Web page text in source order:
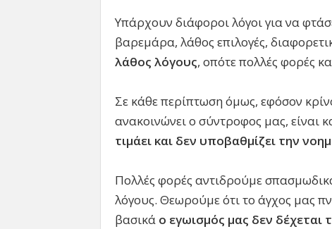
Υπάρχουν διάφοροι λόγοι για να
βαρεμάρα, λάθος επιλογές,
λάθος λόγους, οπότε πολλές φορές
Σε κάθε περίπτωση όμως, εφόσον
ανακοινώνει ο σύντροφος μας, είναι
τιμάει και δεν υποβαθμίζει την
Πολλές φορές αντιδρούμε
λόγους. Θεωρούμε ότι το άγχος μας
βασικά ο εγωισμός μας δεν δέχεται